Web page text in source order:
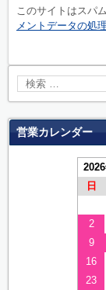
このサイトはスパ
メントデータの処
営業カレンダー
日
2
9
16
23